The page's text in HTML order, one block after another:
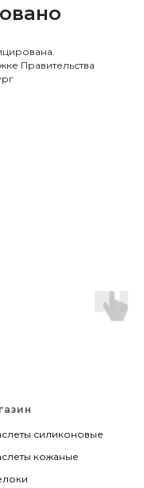
Правительства
силиконовые
кожаные